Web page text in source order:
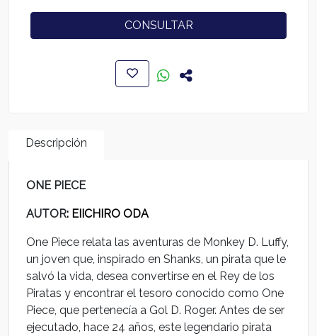
CONSULTAR
Descripción
ONE PIECE
AUTOR: EIICHIRO ODA
One Piece relata las aventuras de Monkey D. Luffy,
un joven que, inspirado en Shanks, un pirata que le
salvó la vida, desea convertirse en el Rey de los
Piratas y encontrar el tesoro conocido como One
Piece, que pertenecía a Gol D. Roger. Antes de ser
ejecutado, hace 24 años, este legendario pirata